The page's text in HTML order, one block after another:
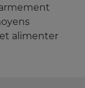
alimenter